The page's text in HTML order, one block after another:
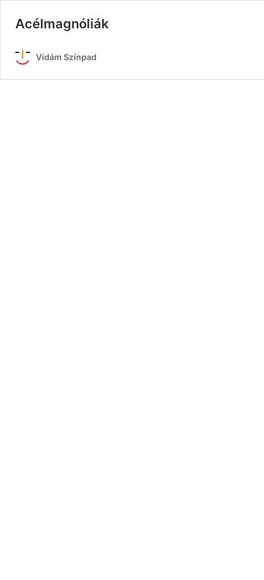
Acélmagnóliák
Vidám Színpad